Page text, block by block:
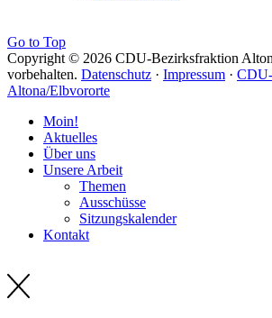
Go to Top
Copyright © 2026 CDU-Bezirksfraktion
vorbehalten. Datenschutz · Impressum ·
Altona/Elbvororte
Moin!
Aktuelles
Über uns
Unsere Arbeit
Themen
Ausschüsse
Sitzungskalender
Kontakt